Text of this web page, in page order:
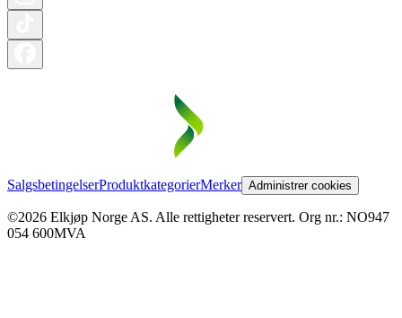
SalgsbetingelserProduktkategorierMerker Administrer cookies
©2026 Elkjøp Norge AS. Alle rettigheter reservert. Org nr.: NO947
054 600MVA